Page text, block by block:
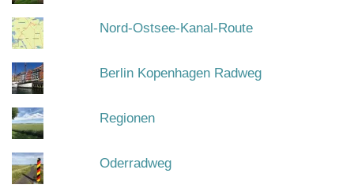
Nord-Ostsee-Kanal-Route
Berlin Kopenhagen Radweg
Regionen
Oderradweg